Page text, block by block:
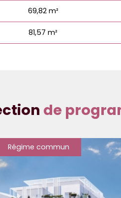
69,82 m²
81,57 m²
de
Régime commun